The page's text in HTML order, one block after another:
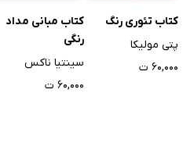
کتاب تئوری رنگ
پتی مولیکا
۶۰,۰۰۰ ت
کتاب مبانی مداد
رنگی
سینتیا ناکس
۶۰,۰۰۰ ت